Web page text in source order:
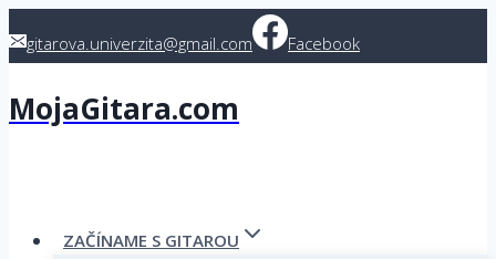
togitarova.univerzita@gmail.com Facebook
MojaGitara.com
ZAČÍNAME S GITAROU